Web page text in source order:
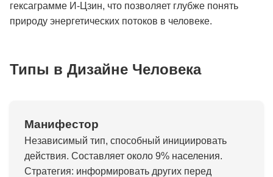
гексаграмме И-Цзин, что позволяет глубже понять
природу энергетических потоков в человеке.
Типы в Дизайне Человека
Манифестор
Независимый тип, способный инициировать
действия. Составляет около 9% населения.
Стратегия: информировать других перед